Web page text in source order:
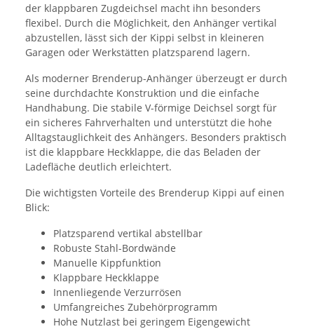
der klappbaren Zugdeichsel macht ihn besonders
flexibel. Durch die Möglichkeit, den Anhänger vertikal
abzustellen, lässt sich der Kippi selbst in kleineren
Garagen oder Werkstätten platzsparend lagern.
Als moderner Brenderup-Anhänger überzeugt er durch
seine durchdachte Konstruktion und die einfache
Handhabung. Die stabile V-förmige Deichsel sorgt für
ein sicheres Fahrverhalten und unterstützt die hohe
Alltagstauglichkeit des Anhängers. Besonders praktisch
ist die klappbare Heckklappe, die das Beladen der
Ladefläche deutlich erleichtert.
Die wichtigsten Vorteile des Brenderup Kippi auf einen
Blick:
Platzsparend vertikal abstellbar
Robuste Stahl-Bordwände
Manuelle Kippfunktion
Klappbare Heckklappe
Innenliegende Verzurrösen
Umfangreiches Zubehörprogramm
Hohe Nutzlast bei geringem Eigengewicht